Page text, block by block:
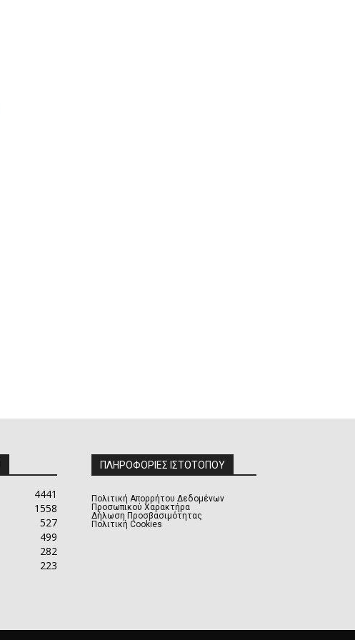
4441
1558
527
499
282
223
ΠΛΗΡΟΦΟΡΙΕΣ ΙΣΤΟΤΟΠΟΥ
Πολιτική Απορρήτου Δεδομένων
Προσωπικού Χαρακτήρα
Δήλωση Προσβασιμότητας
Πολιτική Cookies